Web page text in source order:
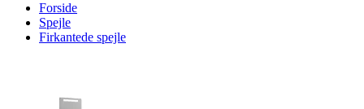
Forside
Spejle
Firkantede spejle